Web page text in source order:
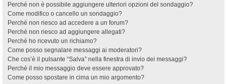
Perché non è possibile aggiungere ulteriori opzioni del sondaggio?
Come modifico o cancello un sondaggio?
Perché non riesco ad accedere a un forum?
Perché non riesco ad aggiungere allegati?
Perché ho ricevuto un richiamo?
Come posso segnalare messaggi ai moderatori?
Che cos’è il pulsante “Salva” nella finestra di invio dei messaggi?
Perché il mio messaggio deve essere approvato?
Come posso spostare in cima un mio argomento?